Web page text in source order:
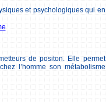
et psychologiques qui en
de positon. Elle permet
l’homme son métabolisme